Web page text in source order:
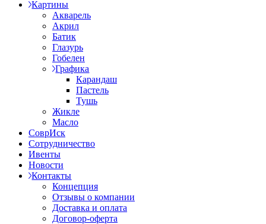
Картины
Акварель
Акрил
Батик
Глазурь
Гобелен
Графика
Карандаш
Пастель
Тушь
Жикле
Масло
СоврИск
Сотрудничество
Ивенты
Новости
Контакты
Концепция
Отзывы о компании
Доставка и оплата
Договор-оферта